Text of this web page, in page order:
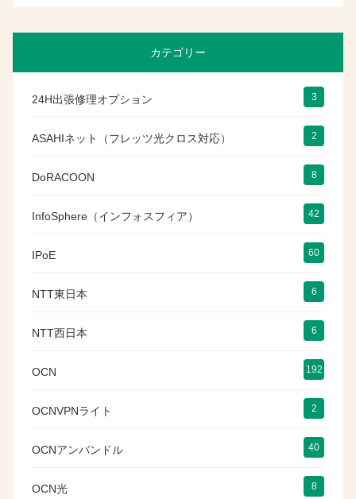
カテゴリー
24H出張修理オプション 3
ASAHIネット（フレッツ光クロス対応） 2
DoRACOON 8
InfoSphere（インフォスフィア） 42
IPoE 60
NTT東日本 6
NTT西日本 6
OCN 192
OCNVPNライト 2
OCNアンバンドル 40
OCN光 8